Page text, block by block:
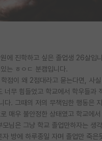
에 진학하고 싶은 졸업생 26살입니
는 ㅎㅇㄷ 분캠입니다.
점이 왜 2점대라고 묻는다면, 사
너무 힘들었고 학교에서 학우들과
다. 그때의 저의 무책임한 행동은
매우 불안정한 상태였고 학교에
님은 그냥 학교 졸업만하자는 생
방에 하루종일 자며 졸업만 죽은